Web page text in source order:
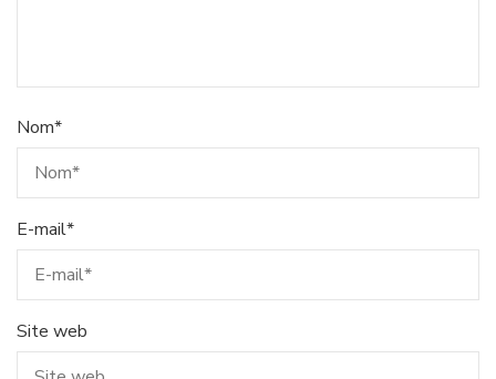
Nom*
E-mail*
Site web